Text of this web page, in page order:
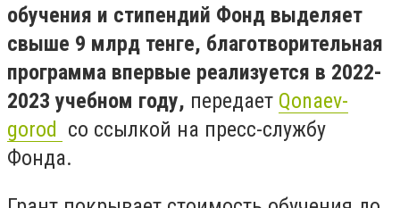
обучения и стипендий Фонд выделяет
свыше 9 млрд тенге, благотворительная
программа впервые реализуется в 2022-
2023 учебном году, передает Qonaev-
gorod со ссылкой на пресс-службу
Фонда.